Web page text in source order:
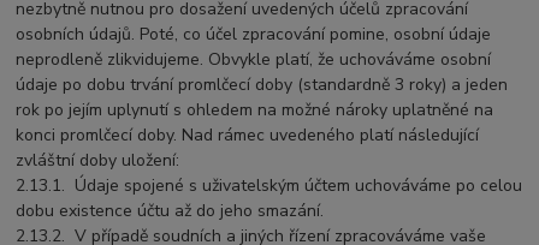
nezbytně nutnou pro dosažení uvedených účelů zpracování
osobních údajů. Poté, co účel zpracování pomine, osobní údaje
neprodleně zlikvidujeme. Obvykle platí, že uchováváme osobní
údaje po dobu trvání promlčecí doby (standardně 3 roky) a jeden
rok po jejím uplynutí s ohledem na možné nároky uplatněné na
konci promlčecí doby. Nad rámec uvedeného platí následující
zvláštní doby uložení:
2.13.1. Údaje spojené s uživatelským účtem uchováváme po celou
dobu existence účtu až do jeho smazání.
2.13.2.V případě soudních a jiných řízení zpracováváme vaše